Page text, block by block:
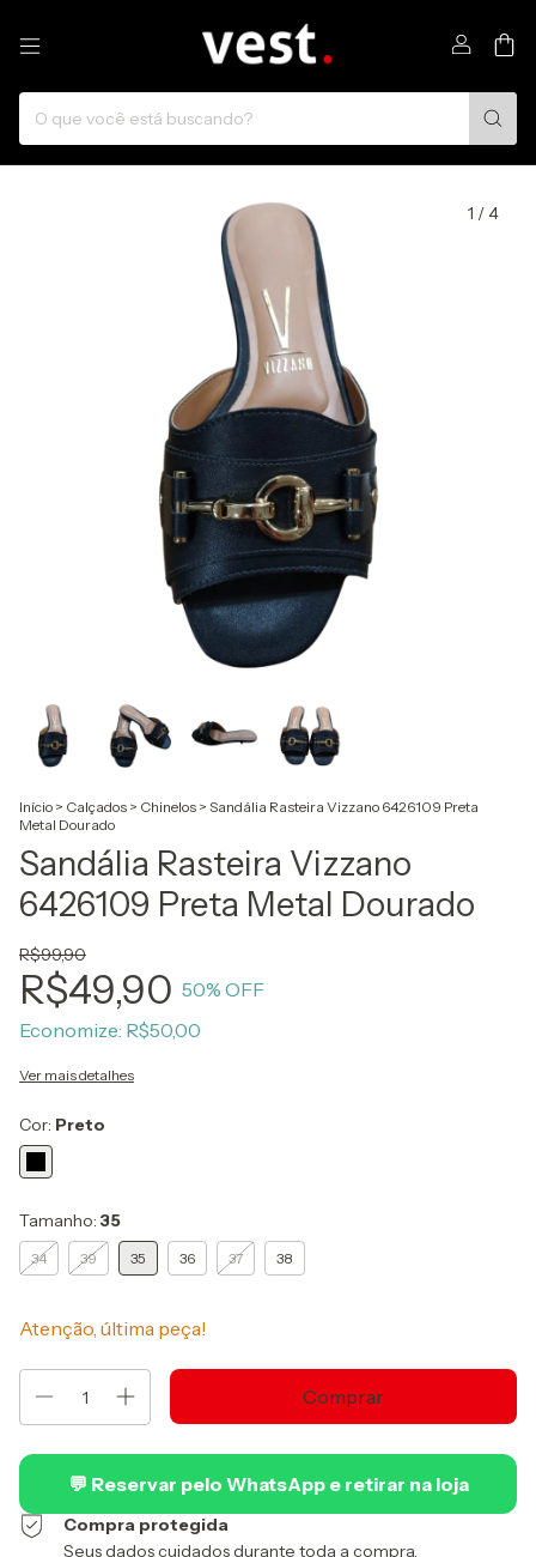
1 /4
Início > Calçados > Chinelos > Sandália Rasteira Vizzano 6426109 Preta
Metal Dourado
Sandália Rasteira Vizzano
6426109 Preta Metal Dourado
R$99,90
R$49,90 50% OFF
Economize: R$50,00
Ver mais detalhes
Cor: Preto
Tamanho: 35
34 39 35 36 37 38
Atenção, última peça!
💬 Reservar pelo WhatsApp e retirar na loja
Compra protegida
Seus dados cuidados durante toda a compra.